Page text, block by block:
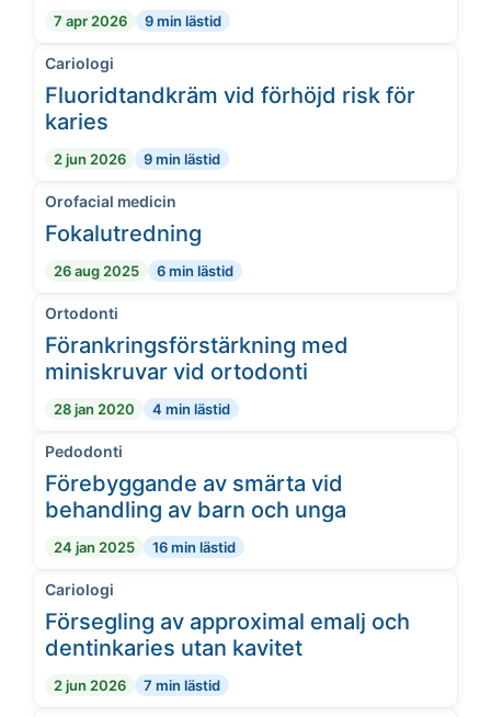
7 apr 2026 9 min lästid
Cariologi
Fluoridtandkräm vid förhöjd risk för
karies
2 jun 2026 9 min lästid
Orofacial medicin
Fokalutredning
26 aug 2025 6 min lästid
Ortodonti
Förankringsförstärkning med
miniskruvar vid ortodonti
28 jan 2020 4 min lästid
Pedodonti
Förebyggande av smärta vid
behandling av barn och unga
24 jan 2025 16 min lästid
Cariologi
Försegling av approximal emalj och
dentinkaries utan kavitet
2 jun 2026 7 min lästid